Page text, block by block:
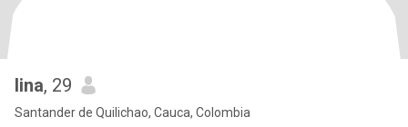
lina, 29
Santander de Quilichao, Cauca, Colombia